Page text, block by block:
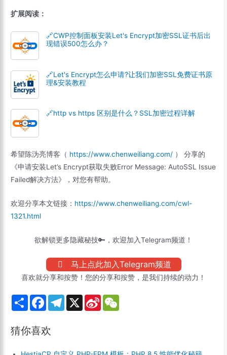
扩展阅读：
🔗CWP控制面板安装Let's Encrypt加密SSL证书后出
现错误500怎么办？
🔗Let's Encrypt怎么申请?让我们加密SSL免费证书原
理&安装教程
🔗http vs https 区别是什么？SSL加密过程详解
希望陈沩亮博客（ https://www.chenweiliang.com/ ） 分享的
《申请安装Let’s Encrypt获取失败Error Message: AutoSSL Issue
Failed解决方法》，对您有帮助。
欢迎分享本文链接： https://www.chenweiliang.com/cwl-
1321.html
欲解锁更多隐藏秘技🔑，欢迎加入Telegram频道！
马上点此加入Telegram频道
喜欢就分享和按赞！您的分享和按赞，是我们持续的动力！
S
h
e
F
b
T
X
S
猜你喜欢